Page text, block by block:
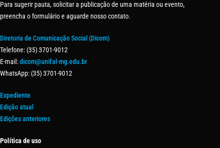
Para sugerir pauta, solicitar a publicação de uma matéria ou evento,
preencha o formulário e aguarde nosso contato.
Diretoria de Comunicação Social (Dicom)
Telefone: (35) 3701-9012
E-mail:dicom@unifal-mg.edu.br
WhatsApp: (35) 3701-9012
Expediente
Edição atual
Edições anteriores
Política de uso